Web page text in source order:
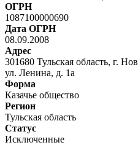
ОГРН
1087100000690
Дата ОГРН
08.09.2008
Адрес
301680 Тульская область, г.
ул. Ленина, д. 1а
Форма
Казачье общество
Регион
Тульская область
Статус
Исключенные